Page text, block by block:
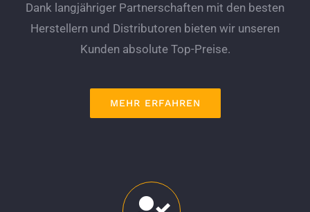
Dank langjähriger Partnerschaften mit den besten
Herstellern und Distributoren bieten wir unseren
Kunden absolute Top-Preise.
MEHR ERFAHREN